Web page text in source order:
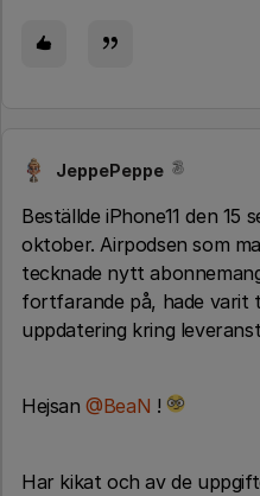
JeppePeppe
Beställde iPhone11 den 15
oktober. Airpodsen som
tecknade nytt
fortfarande på, hade varit
uppdatering kring
Hejsan@BeaN !
Har kikat och av de